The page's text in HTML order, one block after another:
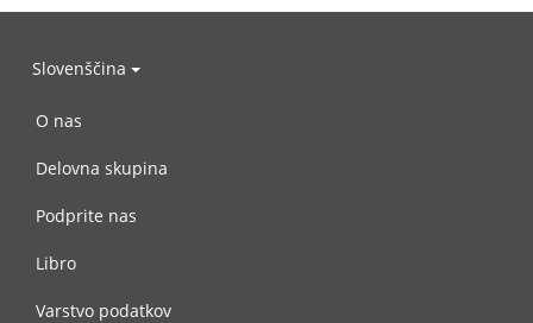
Slovenščina
O nas
Delovna skupina
Podprite nas
Libro
Varstvo podatkov